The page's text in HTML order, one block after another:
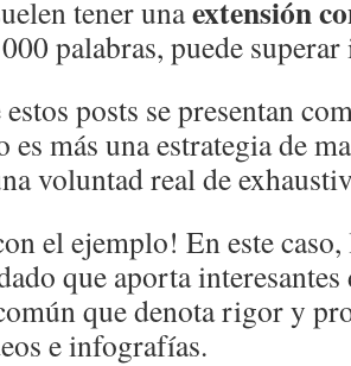
tener unaextensión
palabras, puede
posts se presentan
es más una estrategia de
voluntad real de
el ejemplo! En este
que aporta
que denota rigor y
e infografías.